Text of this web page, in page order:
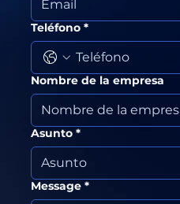
Teléfono *
Nombre de la empresa
Asunto *
Message *